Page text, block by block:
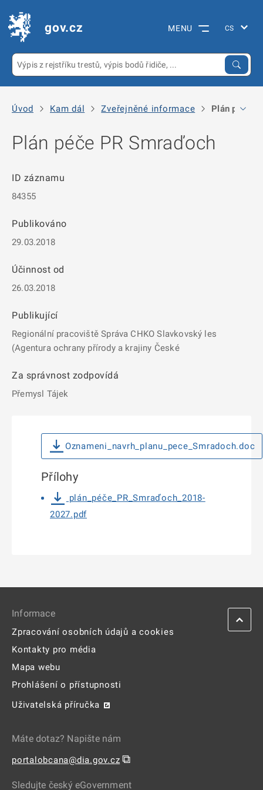
gov.cz MENU
Úvod Kam dál Zveřejněné informace Plán péče
Plán péče PR Smraďoch
ID záznamu
84355
Publikováno
29.03.2018
Účinnost od
26.03.2018
Publikující
Regionální pracoviště Správa CHKO Slavkovský les
(Agentura ochrany přírody a krajiny České
Za správnost zodpovídá
Přemysl Tájek
Oznameni_navrh_planu_pece_Smradoch.doc
Přílohy
plán_péče_PR_Smraďoch_2018-
2027.pdf
Informace
Zpracování osobních údajů a cookies
Kontakty pro média
Mapa webu
Prohlášení o přístupnosti
Uživatelská příručka
Máte dotaz? Napište nám
portalobcana@dia.gov.cz ⧉
Sledujte český eGovernment